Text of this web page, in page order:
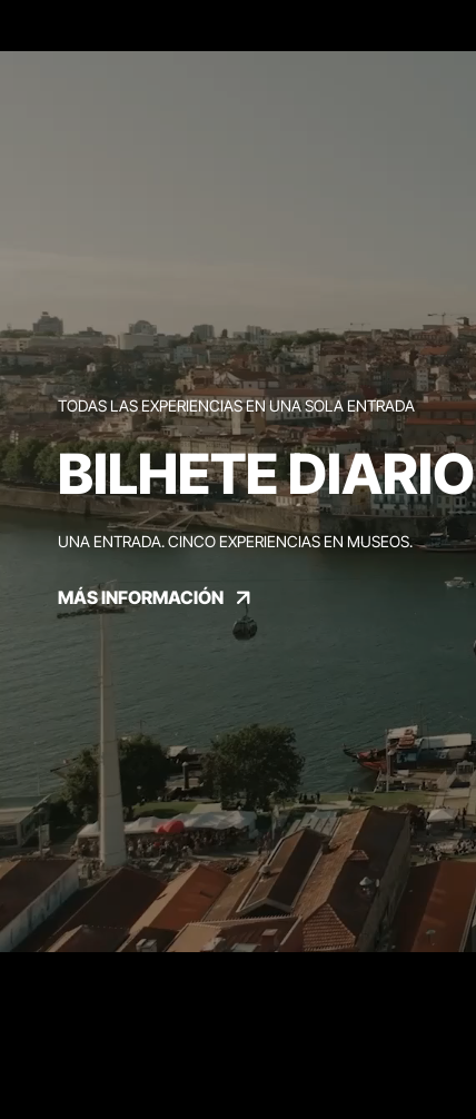
TODAS LAS EXPERIENCIAS EN UNA SOLA ENTRADA
BILHETE DIARIO
UNA ENTRADA. CINCO EXPERIENCIAS EN MUSEOS.
MÁS INFORMACIÓN